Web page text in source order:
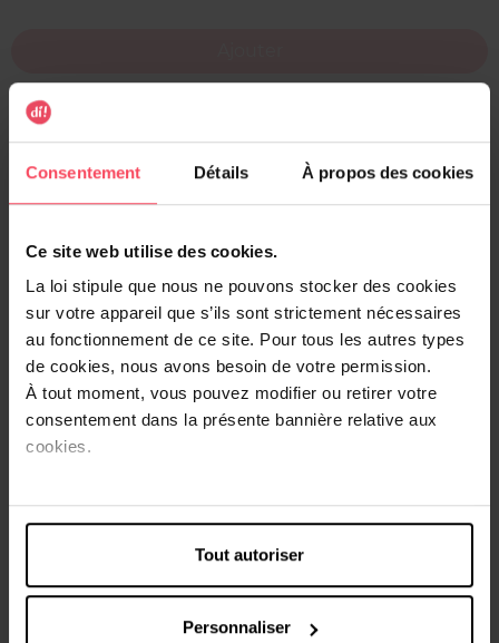
Consentement Détails À propos des cookies
Ce site web utilise des cookies.
La loi stipule que nous ne pouvons stocker des cookies
sur votre appareil que s’ils sont strictement nécessaires
au fonctionnement de ce site. Pour tous les autres types
de cookies, nous avons besoin de votre permission.
À tout moment, vous pouvez modifier ou retirer votre
consentement dans la présente bannière relative aux
cookies.
Tout autoriser
Personnaliser
Livraison gratuite à l'achat de min. 35€
Retour gratuit dans votre magasin
Description
Ce bain douche fondant April délicatement parfumé au
monoï et à l'ylang ylang nettoie votre peau en douceur
sans l'assécher. Enrichi en extrait d'Aloe Vera, il laisse la
peau hydratée et apaisée.
Conseils d'utilisation
Appliquez sur peau mouillée ou versez dans le bain, puis